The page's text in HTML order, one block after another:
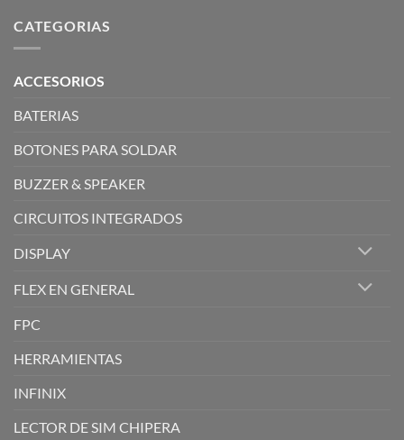
CATEGORIAS
ACCESORIOS
BATERIAS
BOTONES PARA SOLDAR
BUZZER & SPEAKER
CIRCUITOS INTEGRADOS
DISPLAY
FLEX EN GENERAL
FPC
HERRAMIENTAS
INFINIX
LECTOR DE SIM CHIPERA